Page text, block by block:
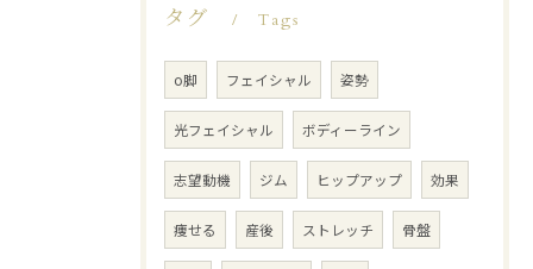
タグ Tags
o脚 フェイシャル 姿勢
光フェイシャル ボディーライン
志望動機 ジム ヒップアップ 効果
痩せる 産後 ストレッチ 骨盤